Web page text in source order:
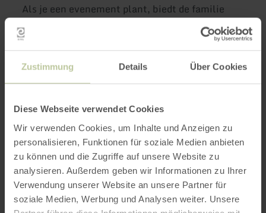
Zustimmung Details Über Cookies
Diese Webseite verwendet Cookies
Wir verwenden Cookies, um Inhalte und Anzeigen zu
personalisieren, Funktionen für soziale Medien anbieten
zu können und die Zugriffe auf unsere Website zu
analysieren. Außerdem geben wir Informationen zu Ihrer
Verwendung unserer Website an unsere Partner für
soziale Medien, Werbung und Analysen weiter. Unsere
Als je een evenement plant, biedt de familie
Gödert zalen voor maximaal 80 personen, en als
je het thuis wilt vieren, staan de professionals
klaar met hun cateringservice.
Meer informatie
Openingstijden
Kenmerken / bijzonderheden